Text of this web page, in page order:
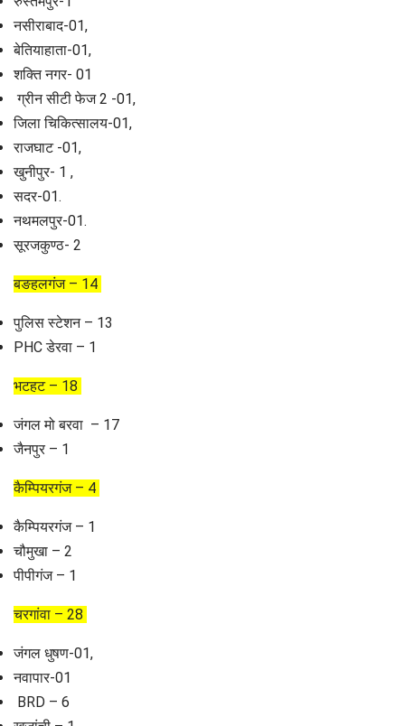
नसीराबाद-01,
बेतियाहाता-01,
शक्ति नगर- 01
ग्रीन सीटी फेज 2 -01,
जिला चिकित्सालय-01,
राजघाट -01,
खुनीपुर- 1 ,
सदर-01.
नथमलपुर-01.
सूरजकुण्ठ- 2
बङहलगंज – 14
पुलिस स्टेशन – 13
PHC डेरवा – 1
भटहट – 18
जंगल मो बरवा – 17
जैनपुर – 1
कैम्पियरगंज – 4
कैम्पियरगंज – 1
चौमुखा – 2
पीपीगंज – 1
चरगांवा – 28
जंगल धुषण-01,
नवापार-01
BRD – 6